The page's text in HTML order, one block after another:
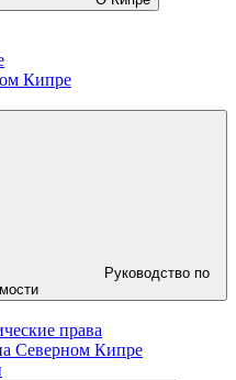
Кипре
Руководство по
права
Северном Кипре